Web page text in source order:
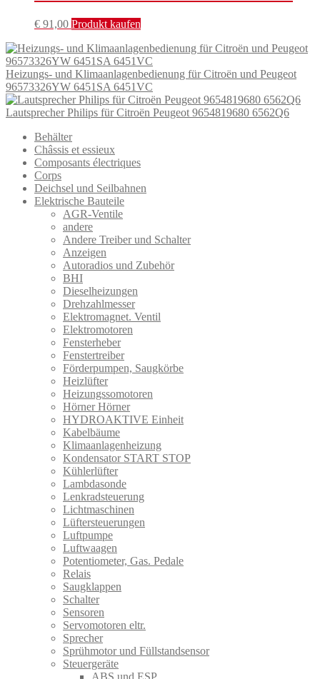
€ 91,00 Produkt kaufen
Heizungs- und Klimaanlagenbedienung für Citroën und Peugeot
96573326YW 6451SA 6451VC
Lautsprecher Philips für Citroën Peugeot 9654819680 6562Q6
Behälter
Châssis et essieux
Composants électriques
Corps
Deichsel und Seilbahnen
Elektrische Bauteile
AGR-Ventile
andere
Andere Treiber und Schalter
Anzeigen
Autoradios und Zubehör
BHI
Dieselheizungen
Drehzahlmesser
Elektromagnet. Ventil
Elektromotoren
Fensterheber
Fenstertreiber
Förderpumpen, Saugkörbe
Heizlüfter
Heizungssomotoren
Hörner Hörner
HYDROAKTIVE Einheit
Kabelbäume
Klimaanlagenheizung
Kondensator START STOP
Kühlerlüfter
Lambdasonde
Lenkradsteuerung
Lichtmaschinen
Lüftersteuerungen
Luftpumpe
Luftwaagen
Potentiometer, Gas. Pedale
Relais
Saugklappen
Schalter
Sensoren
Servomotoren eltr.
Sprecher
Sprühmotor und Füllstandsensor
Steuergeräte